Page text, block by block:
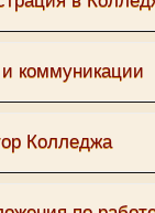
и коммуникации
Колледжа